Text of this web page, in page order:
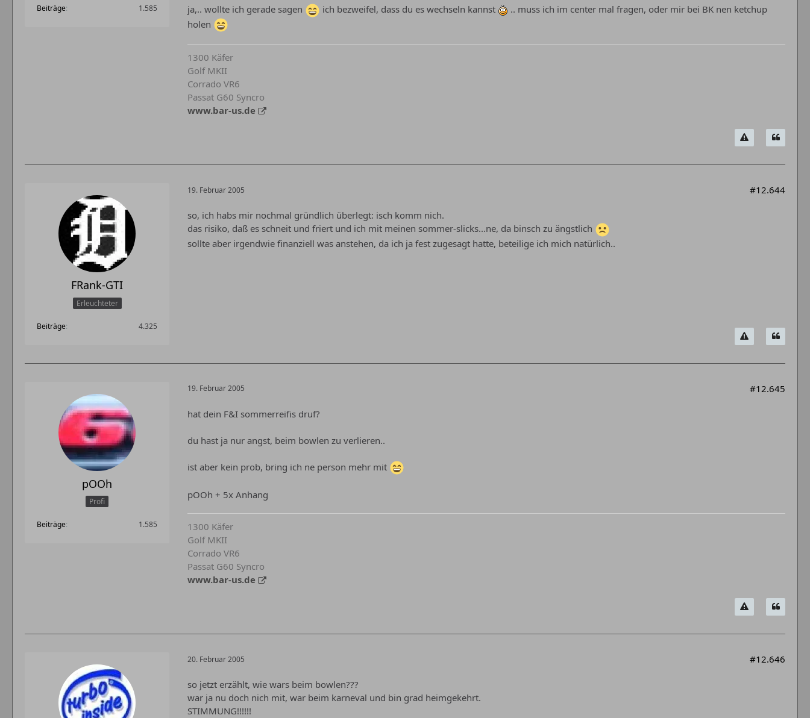
Beiträge 1.585 ja,.. wollte ich gerade sagen ich bezweifel, dass du es wechseln kannst
.. muss ich im center mal fragen, oder mir bei BK nen ketchup
holen
1300 Käfer
Golf MKII
Corrado VR6
Passat G60 Syncro
www.bar-us.de
FRank-GTI
Erleuchteter
Beiträge 4.325
19. Februar 2005 #12.644
so, ich habs mir nochmal gründlich überlegt: isch komm nich.
das risiko, daß es schneit und friert und ich mit meinen sommer-slicks...ne, da binsch zu ängstlich
sollte aber irgendwie finanziell was anstehen, da ich ja fest zugesagt hatte, beteilige ich mich natürlich..
pOOh
Profi
Beiträge 1.585
19. Februar 2005 #12.645
hat dein F&I sommerreifis druf?
du hast ja nur angst, beim bowlen zu verlieren..
ist aber kein prob, bring ich ne person mehr mit
pOOh + 5x Anhang
1300 Käfer
Golf MKII
Corrado VR6
Passat G60 Syncro
www.bar-us.de
20. Februar 2005 #12.646
so jetzt erzählt, wie wars beim bowlen???
war ja nu doch nich mit, war beim karneval und bin grad heimgekehrt.
STIMMUNG!!!!!!